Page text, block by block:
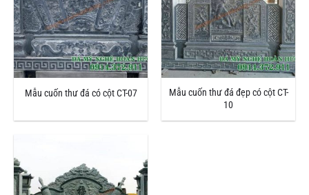
Mẫu cuốn thư đá có cột CT-07
Mẫu cuốn thư đá đẹp có cột CT-
10